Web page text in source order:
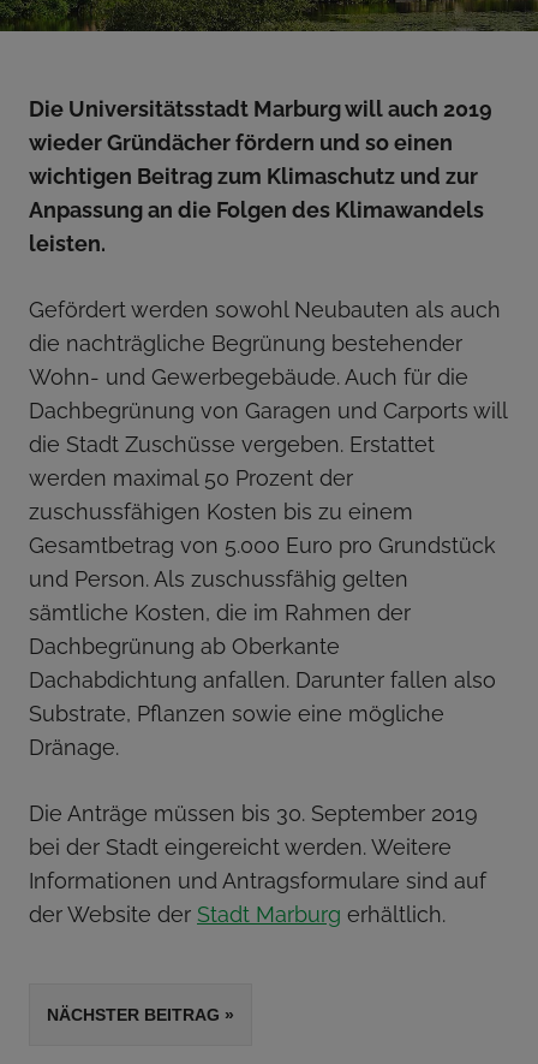
Die Universitätsstadt Marburg will auch 2019
wieder Gründächer fördern und so einen
wichtigen Beitrag zum Klimaschutz und zur
Anpassung an die Folgen des Klimawandels
leisten.
Gefördert werden sowohl Neubauten als auch
die nachträgliche Begrünung bestehender
Wohn- und Gewerbegebäude. Auch für die
Dachbegrünung von Garagen und Carports will
die Stadt Zuschüsse vergeben. Erstattet
werden maximal 50 Prozent der
zuschussfähigen Kosten bis zu einem
Gesamtbetrag von 5.000 Euro pro Grundstück
und Person. Als zuschussfähig gelten
sämtliche Kosten, die im Rahmen der
Dachbegrünung ab Oberkante
Dachabdichtung anfallen. Darunter fallen also
Substrate, Pflanzen sowie eine mögliche
Dränage.
Die Anträge müssen bis 30. September 2019
bei der Stadt eingereicht werden. Weitere
Informationen und Antragsformulare sind auf
der Website der Stadt Marburg erhältlich.
DACHBEGRÜNUNG
Beitrags-
NÄCHSTER BEITRAG